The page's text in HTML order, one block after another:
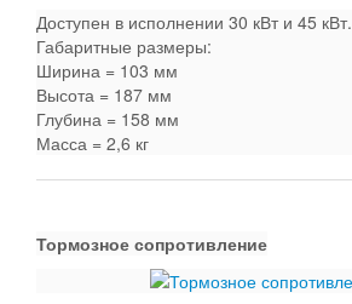
Доступен в исполнении 30 кВт и 45 кВт.
Габаритные размеры:
Ширина = 103 мм
Высота = 187 мм
Глубина = 158 мм
Масса = 2,6 кг
Тормозное сопротивление